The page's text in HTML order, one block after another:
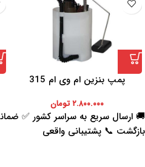
پمپ بنزین ام وی ام 315
۲.۸۰۰.۰۰۰تومان
بازگشت 📞 پشتیبانی واقعی